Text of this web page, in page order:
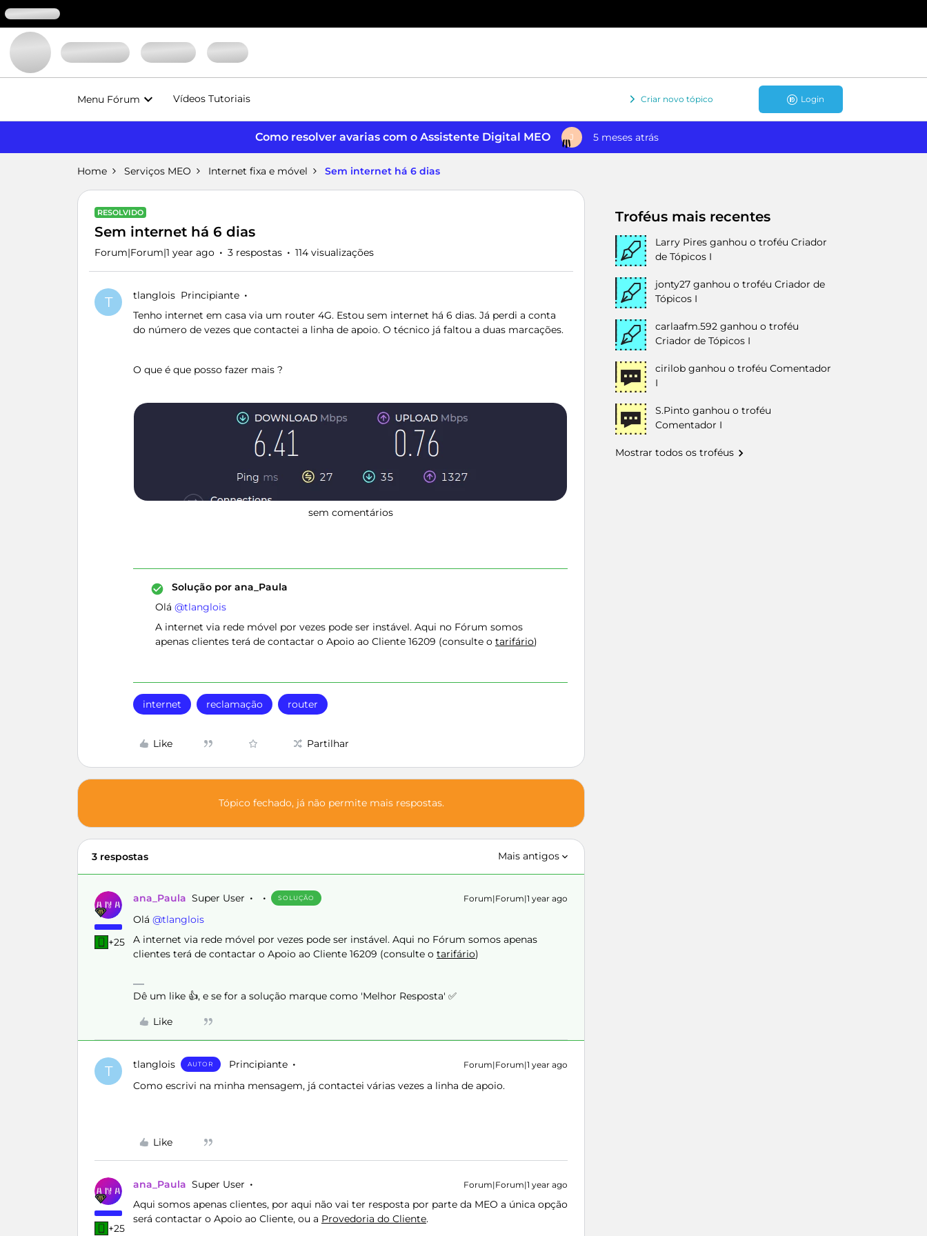
Menu Fórum Vídeos Tutoriais Criar novo tópico Login
Como resolver avarias com o Assistente Digital MEO J 5 meses atrás
Home Serviços MEO Internet fixa e móvel Sem internet há 6 dias
RESOLVIDO
Sem internet há 6 dias
Forum|Forum|1 year ago 3 respostas 114 visualizações
T tlanglois Principiante
Tenho internet em casa via um router 4G. Estou sem internet há 6 dias. Já perdi a conta
do número de vezes que contactei a linha de apoio. O técnico já faltou a duas marcações.
O que é que posso fazer mais ?
sem comentários
Solução por ana_Paula
Olá ​ @tlanglois
A internet via rede móvel por vezes pode ser instável. Aqui no Fórum somos
apenas clientes terá de contactar o Apoio ao Cliente 16209 (consulte o tarifário)
internet reclamação router
Like Partilhar
Tópico fechado, já não permite mais respostas.
3 respostas Mais antigos
+25
ana_Paula Super User SOLUÇÃO Forum|Forum|1 year ago
Olá ​ @tlanglois
A internet via rede móvel por vezes pode ser instável. Aqui no Fórum somos apenas
clientes terá de contactar o Apoio ao Cliente 16209 (consulte o tarifário)
Dê um like 👍, e se for a solução marque como 'Melhor Resposta' ✅
Like
T tlanglois AUTOR Principiante Forum|Forum|1 year ago
Como escrivi na minha mensagem, já contactei várias vezes a linha de apoio.
Like
+25
ana_Paula Super User Forum|Forum|1 year ago
Aqui somos apenas clientes, por aqui não vai ter resposta por parte da MEO a única opção
será contactar o Apoio ao Cliente, ou a Provedoria do Cliente.
Troféus mais recentes
Larry Pires ganhou o troféu Criador
de Tópicos I
jonty27 ganhou o troféu Criador de
Tópicos I
carlaafm.592 ganhou o troféu
Criador de Tópicos I
cirilob ganhou o troféu Comentador
I
S.Pinto ganhou o troféu
Comentador I
Mostrar todos os troféus